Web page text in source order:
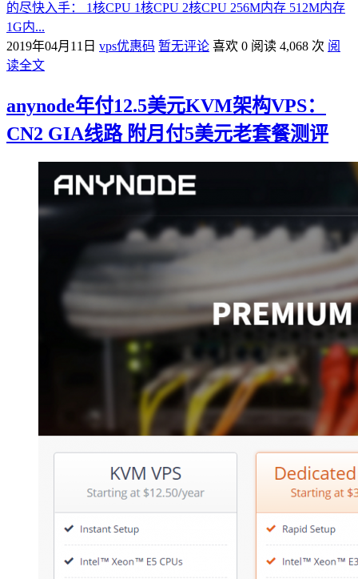
的尽快入手： 1核CPU 1核CPU 2核CPU 256M内存 512M内存
1G内...
2019年04月11日 vps优惠码 暂无评论 喜欢 0 阅读 4,068 次 阅
读全文
anynode年付12.5美元KVM架构VPS：
CN2 GIA线路 附月付5美元老套餐测评